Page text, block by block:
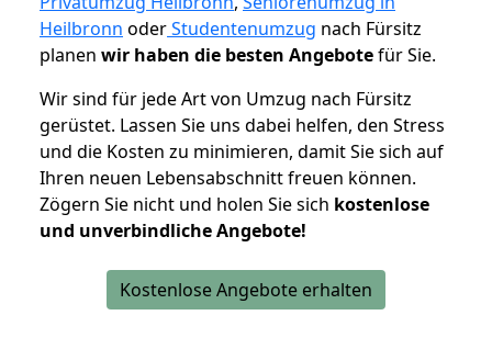
Heilbronn oderStudentenumzug nach Fürsitz
planen wir haben die besten Angebotefür Sie.
Wir sind für jede Art von Umzug nach Fürsitz
gerüstet. Lassen Sie uns dabei helfen, den Stress
und die Kosten zu minimieren, damit Sie sich auf
Ihren neuen Lebensabschnitt freuen können.
Zögern Sie nicht und holen Sie sich kostenlose
und unverbindliche Angebote!
Kostenlose Angebote erhalten